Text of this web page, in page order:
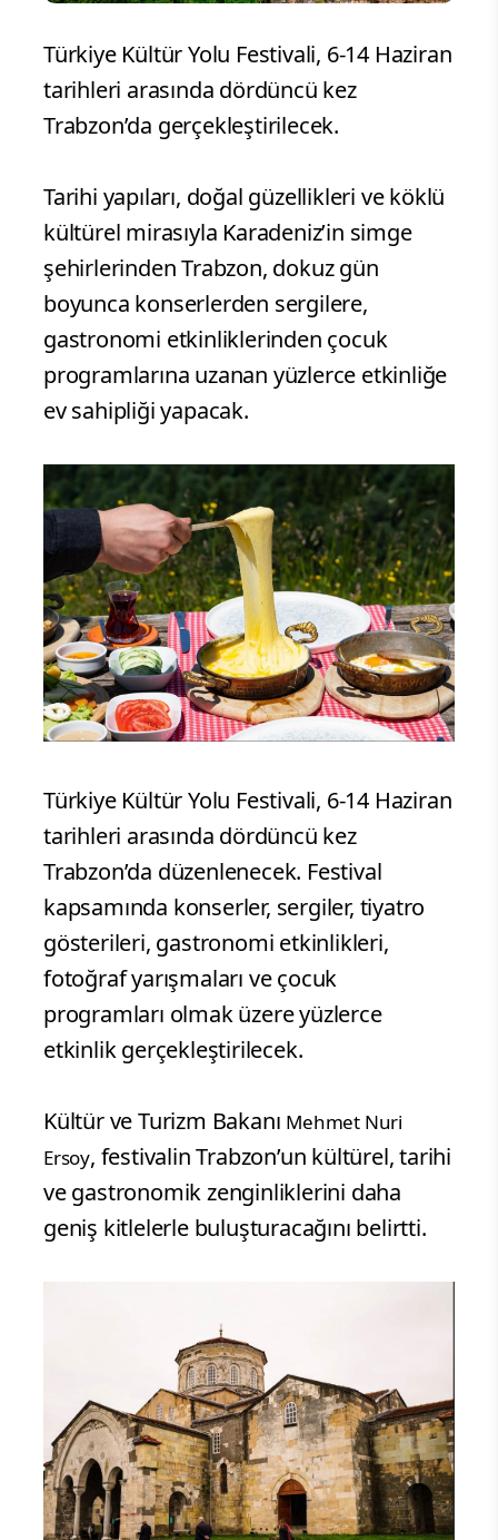
Türkiye Kültür Yolu Festivali, 6-14 Haziran
tarihleri arasında dördüncü kez
Trabzon’da gerçekleştirilecek.
Tarihi yapıları, doğal güzellikleri ve köklü
kültürel mirasıyla Karadeniz’in simge
şehirlerinden Trabzon, dokuz gün
boyunca konserlerden sergilere,
gastronomi etkinliklerinden çocuk
programlarına uzanan yüzlerce etkinliğe
ev sahipliği yapacak.
Türkiye Kültür Yolu Festivali, 6-14 Haziran
tarihleri arasında dördüncü kez
Trabzon’da düzenlenecek. Festival
kapsamında konserler, sergiler, tiyatro
gösterileri, gastronomi etkinlikleri,
fotoğraf yarışmaları ve çocuk
programları olmak üzere yüzlerce
etkinlik gerçekleştirilecek.
Kültür ve Turizm Bakanı Mehmet Nuri
Ersoy, festivalin Trabzon’un kültürel, tarihi
ve gastronomik zenginliklerini daha
geniş kitlelerle buluşturacağını belirtti.